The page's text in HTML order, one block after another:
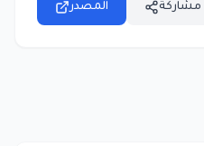
المصدر مشاركة